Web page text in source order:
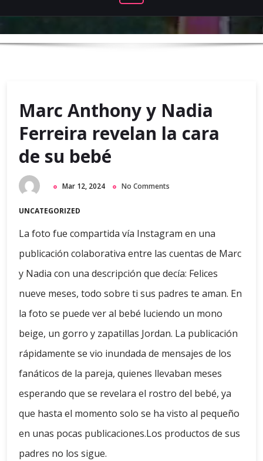
Marc Anthony y Nadia
Ferreira revelan la cara
de su bebé
Mar 12, 2024 No Comments
UNCATEGORIZED
La foto fue compartida vía Instagram en una
publicación colaborativa entre las cuentas de Marc
y Nadia con una descripción que decía: Felices
nueve meses, todo sobre ti sus padres te aman. En
la foto se puede ver al bebé luciendo un mono
beige, un gorro y zapatillas Jordan. La publicación
rápidamente se vio inundada de mensajes de los
fanáticos de la pareja, quienes llevaban meses
esperando que se revelara el rostro del bebé, ya
que hasta el momento solo se ha visto al pequeño
en unas pocas publicaciones.Los productos de sus
padres no los sigue.